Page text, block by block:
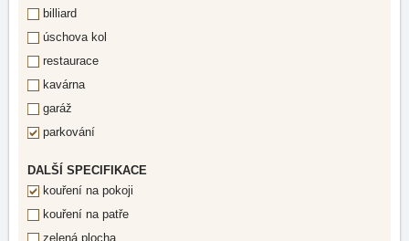
billiard
úschova kol
restaurace
kavárna
garáž
parkování
DALŠÍ SPECIFIKACE
kouření na pokoji
kouření na patře
zelená plocha